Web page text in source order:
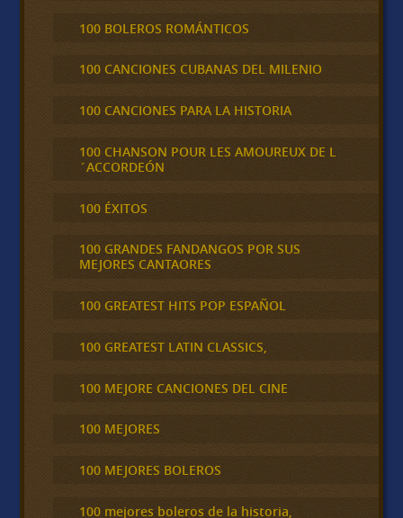
100 BOLEROS ROMÁNTICOS
100 CANCIONES CUBANAS DEL MILENIO
100 CANCIONES PARA LA HISTORIA
100 CHANSON POUR LES AMOUREUX DE L
´ACCORDEÓN
100 ÉXITOS
100 GRANDES FANDANGOS POR SUS
MEJORES CANTAORES
100 GREATEST HITS POP ESPAÑOL
100 GREATEST LATIN CLASSICS,
100 MEJORE CANCIONES DEL CINE
100 MEJORES
100 MEJORES BOLEROS
100 mejores boleros de la historia,